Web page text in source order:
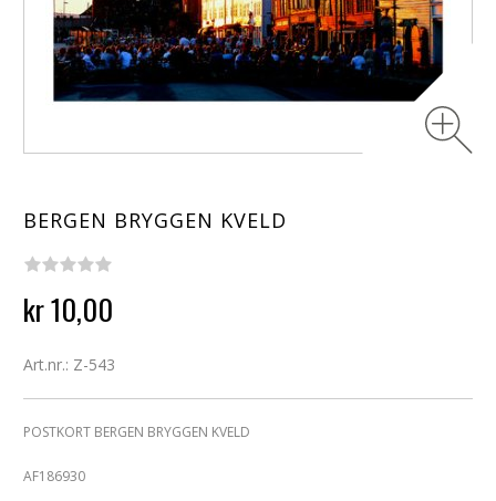
BERGEN BRYGGEN KVELD
kr 10,00
Art.nr.: Z-543
POSTKORT BERGEN BRYGGEN KVELD
AF186930